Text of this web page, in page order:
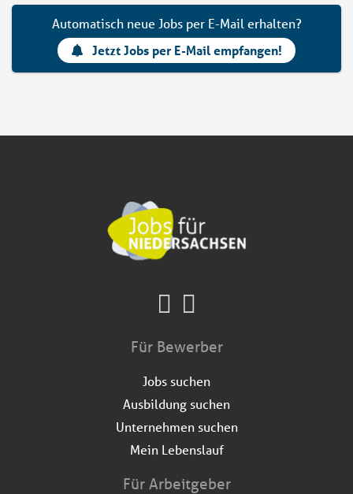
Automatisch neue Jobs per E-Mail erhalten?
Jetzt Jobs per E-Mail empfangen!
Für Bewerber
Jobs suchen
Ausbildung suchen
Unternehmen suchen
Mein Lebenslauf
Für Arbeitgeber